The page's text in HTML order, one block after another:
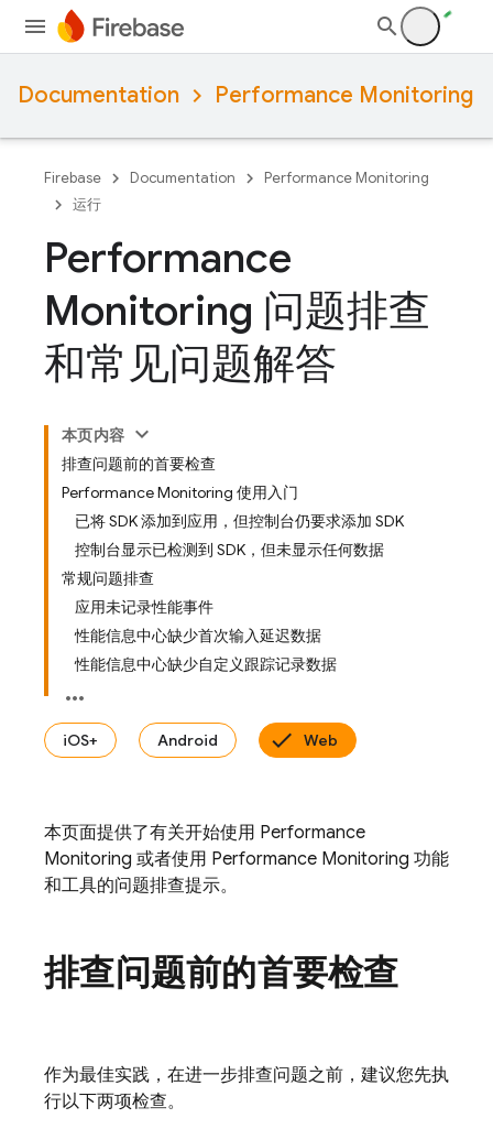
Documentation Performance Monitoring
Firebase Documentation
Performance Monitoring
运行
Performance
Monitoring 问题排查
和常见问题解答
本页内容
排查问题前的首要检查
Performance Monitoring 使用入门
已将 SDK 添加到应用，但控制台仍要求添加 SDK
控制台显示已检测到 SDK，但未显示任何数据
常规问题排查
应用未记录性能事件
性能信息中心缺少首次输入延迟数据
性能信息中心缺少自定义跟踪记录数据
iOS+ Android Web
本页面提供了有关开始使用 Performance
Monitoring 或者使用 Performance Monitoring 功能
和工具的问题排查提示。
排查问题前的首要检查
作为最佳实践，在进一步排查问题之前，建议您先执
行以下两项检查。